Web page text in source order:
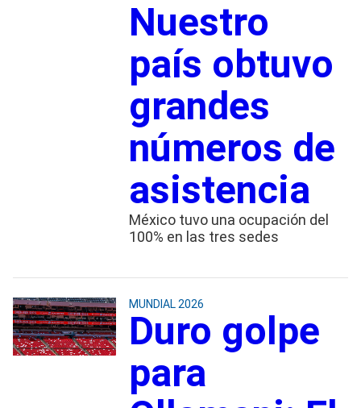
Nuestro
país obtuvo
grandes
números de
asistencia
México tuvo una ocupación del
100% en las tres sedes
MUNDIAL 2026
Duro golpe
para